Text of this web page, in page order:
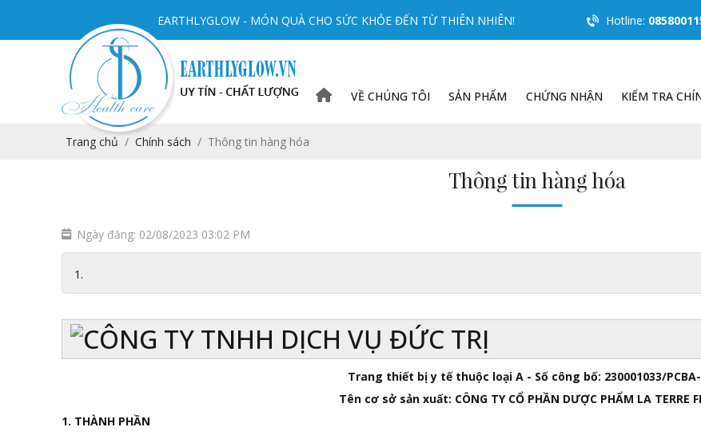
EARTHLYGLOW - MÓN QUÀ CHO SỨC KHỎE ĐẾN TỪ THIÊN NHIÊN! Hotline:
VỀ CHÚNG TÔI SẢN PHẨM CHỨNG NHẬN KIỂM TRA
Trang chủ Chính sách Thông tin hàng hóa
Thông tin hàng hóa
Ngày đăng: 02/08/2023 03:02 PM
Trang thiết bị y tế thuộc loại A - Số công bố: 230001033/PCBA-
Tên cơ sở sản xuất: CÔNG TY CỔ PHẦN DƯỢC PHẨM LA TERRE
1. THÀNH PHẦN